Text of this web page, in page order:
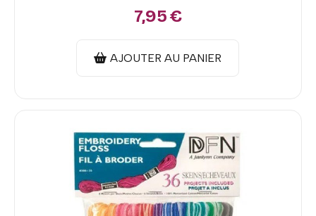
7,95€
AJOUTER AU PANIER